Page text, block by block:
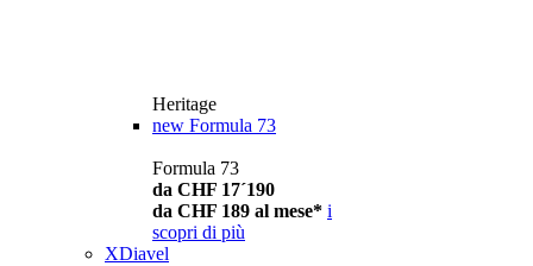
Heritage
new Formula 73
Formula 73
da CHF 17´190
da CHF 189 al mese* i
scopri di più
XDiavel